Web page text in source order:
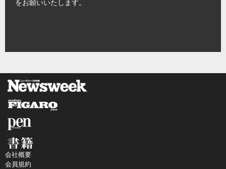
をお願いいたします。
会社概要
会員規約